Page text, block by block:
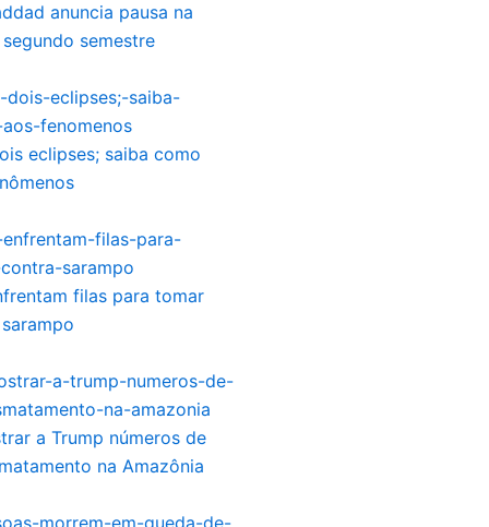
anuncia pausa na
semestre
eclipses; saiba como
filas para tomar
a Trump números de
na Amazônia